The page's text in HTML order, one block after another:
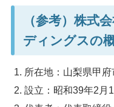
（参考）株式
ディングスの
所在地：山梨県甲
設立：昭和39年2月